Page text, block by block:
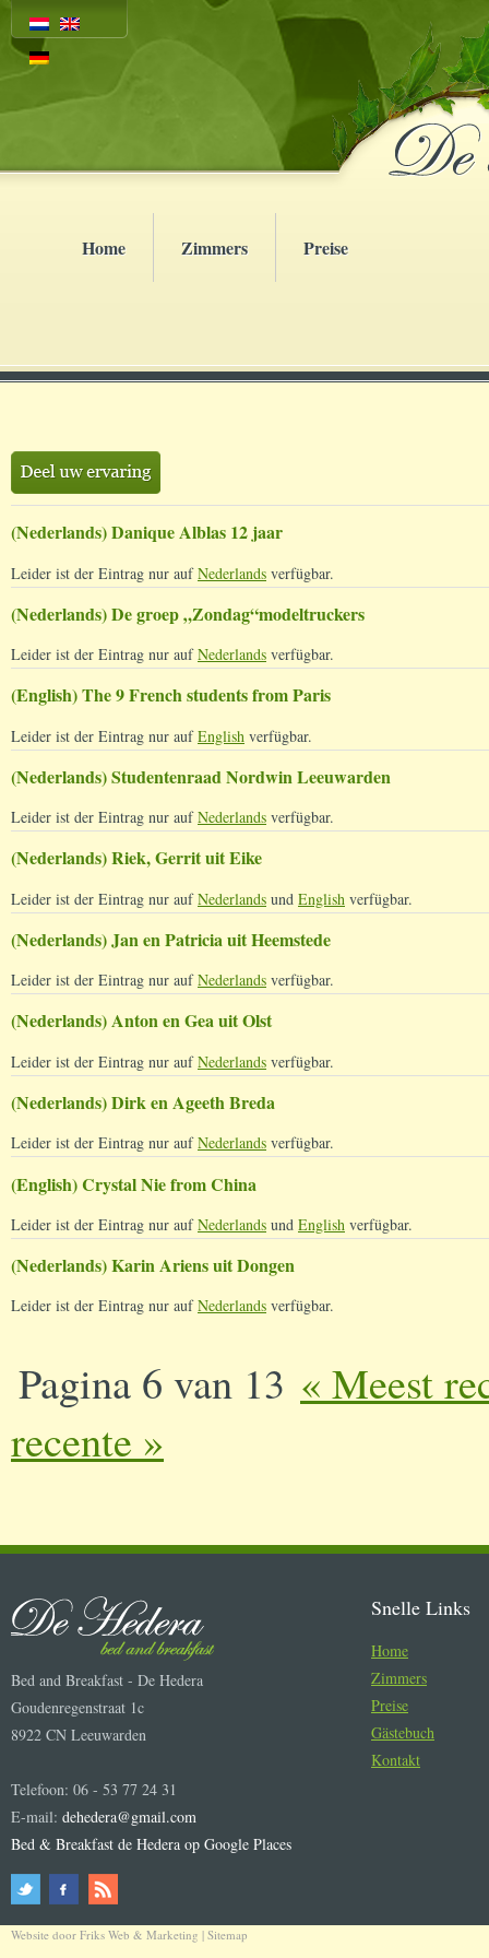
Home Zimmers Preise
(Nederlands) Danique Alblas 12 jaar
Leider ist der Eintrag nur aufNederlands verfügbar.
(Nederlands) De groep „Zondag“modeltruckers
Leider ist der Eintrag nur aufNederlands verfügbar.
(English) The 9 French students from Paris
Leider ist der Eintrag nur aufEnglish verfügbar.
(Nederlands) Studentenraad Nordwin Leeuwarden
Leider ist der Eintrag nur aufNederlands verfügbar.
(Nederlands) Riek, Gerrit uit Eike
Leider ist der Eintrag nur aufNederlands und English verfügbar.
(Nederlands) Jan en Patricia uit Heemstede
Leider ist der Eintrag nur aufNederlands verfügbar.
(Nederlands) Anton en Gea uit Olst
Leider ist der Eintrag nur aufNederlands verfügbar.
(Nederlands) Dirk en Ageeth Breda
Leider ist der Eintrag nur aufNederlands verfügbar.
(English) Crystal Nie from China
Leider ist der Eintrag nur aufNederlands und English verfügbar.
(Nederlands) Karin Ariens uit Dongen
Leider ist der Eintrag nur aufNederlands verfügbar.
Pagina 6 van 13 « Meest
recente »
Bed and Breakfast - De Hedera
Goudenregenstraat 1c
8922 CN Leeuwarden
Telefoon: 06 - 53 77 24 31
E-mail: dehedera@gmail.com
Bed & Breakfast de Hedera op Google Places
Website door Friks Web & Marketing | Sitemap
Snelle Links
Home
Zimmers
Preise
Gästebuch
Kontakt